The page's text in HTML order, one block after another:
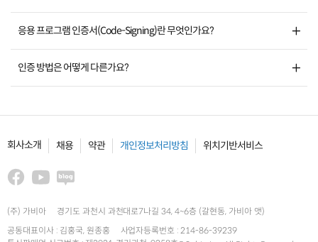
응용 프로그램 인증서(Code-Signing)란 무엇인가요?
인증 방법은 어떻게 다른가요?
회사소개 채용 약관 개인정보처리방침 위치기반서비스
(주) 가비아
경기도 과천시 과천대로7나길 34, 4~6층 (갈현동, 가비아 앳)
공동대표이사 : 김홍국, 원종홍
사업자등록번호 : 214-86-39239